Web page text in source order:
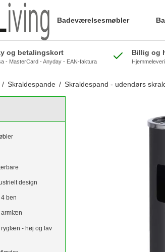
Badeværelsesmøbler
og betalingskort
- MasterCard - Anyday - EAN-faktura
Billig og
/ Skraldespande / Skraldespand - udendørs
design
ben
armlæn
ryglæn - høj og lav